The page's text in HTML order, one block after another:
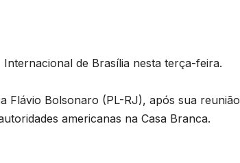
de Brasília nesta terça-feira.
Flávio Bolsonaro (PL-RJ), após sua reunião
americanas na Casa Branca.